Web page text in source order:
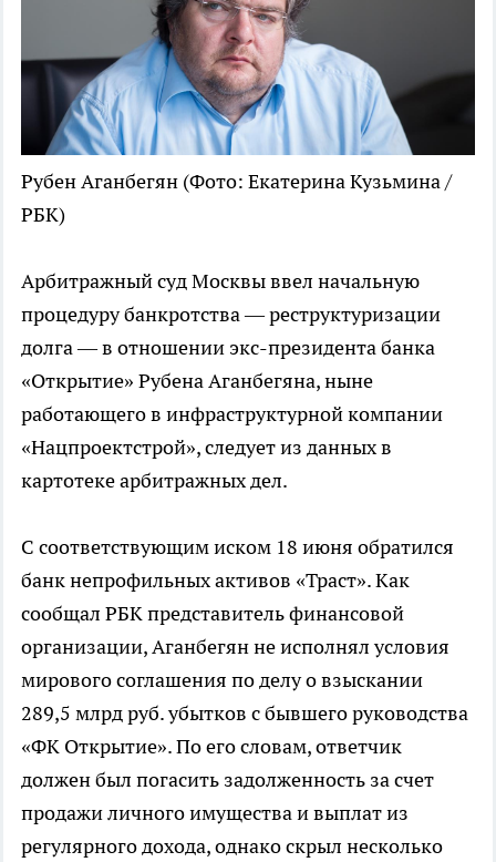
Рубен Аганбегян (Фото: Екатерина Кузьмина /
РБК)
Арбитражный суд Москвы ввел начальную
процедуру банкротства — реструктуризации
долга — в отношении экс-президента банка
«Открытие» Рубена Аганбегяна, ныне
работающего в инфраструктурной компании
«Нацпроектстрой», следует из данных в
картотеке арбитражных дел.
С соответствующим иском 18 июня обратился
банк непрофильных активов «Траст». Как
сообщал РБК представитель финансовой
организации, Аганбегян не исполнял условия
мирового соглашения по делу о взыскании
289,5 млрд руб. убытков с бывшего руководства
«ФК Открытие». По его словам, ответчик
должен был погасить задолженность за счет
продажи личного имущества и выплат из
регулярного дохода, однако скрыл несколько